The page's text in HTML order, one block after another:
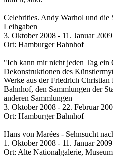
Celebrities. Andy Warhol und die
Leihgaben
3. Oktober 2008 - 11. Januar 2009
Ort: Hamburger Bahnhof
"Ich kann mir nicht jeden Tag ein
Dekonstruktionen des
Werke aus der Friedrich
Bahnhof, den Sammlungen der
anderen Sammlungen
3. Oktober 2008 - 22. Februar
Ort: Hamburger Bahnhof
Hans von Marées - Sehnsucht
1. Oktober 2008 - 11. Januar 2009
Ort: Alte Nationalgalerie,